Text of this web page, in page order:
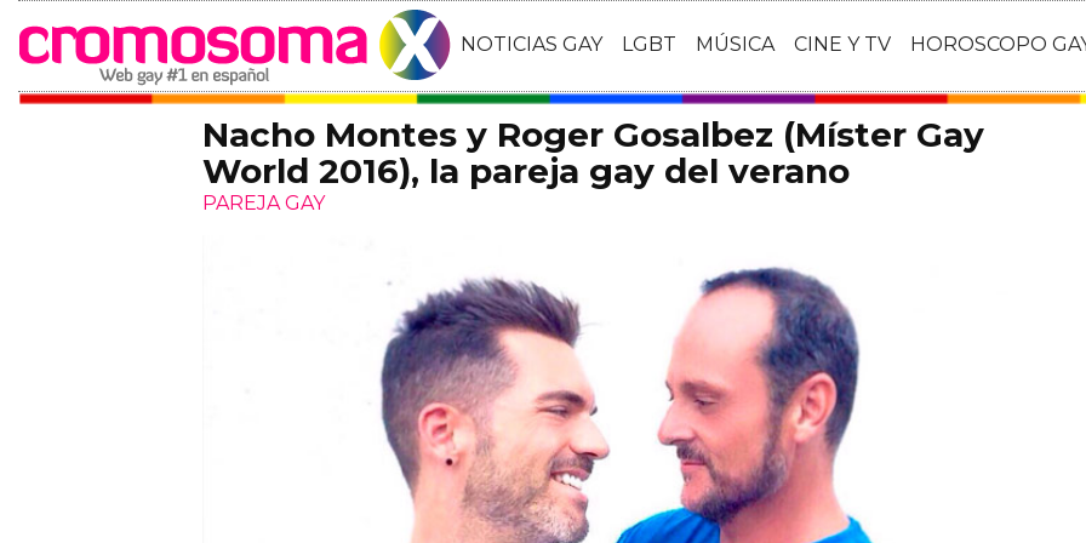
NOTICIAS GAY LGBT MÚSICA CINE Y TV HOROSCOPO
Nacho Montes y Roger Gosalbez (Míster Gay
World 2016), la pareja gay del verano
PAREJA GAY